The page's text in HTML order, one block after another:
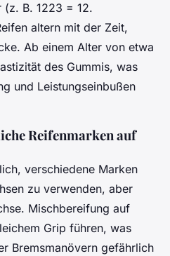
(z. B. 1223 = 12.
altern mit der Zeit,
Ab einem Alter von etwa
des Gummis, was
und Leistungseinbußen
Reifenmarken auf
verschiedene Marken
zu verwenden, aber
Mischbereifung auf
Grip führen, was
Bremsmanövern gefährlich